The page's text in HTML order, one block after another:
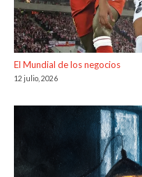
El Mundial de los negocios
12 julio, 2026